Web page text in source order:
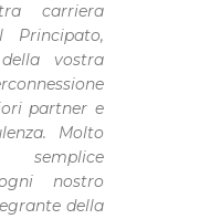
carriera
Principato,
vostra
partner e
Molto
nostro
della